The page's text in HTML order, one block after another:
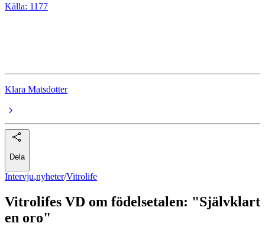
Källa: 1177
Vitrolife
Klara Matsdotter
Dela
Intervju,nyheter/Vitrolife
Vitrolifes VD om födelsetalen: "Självklart
en oro"